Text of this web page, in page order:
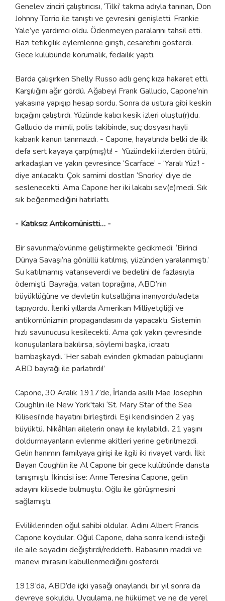
Genelev zinciri çalıştırıcısı, ‘Tilki’ takma adıyla tanınan, Don
Johnny Torrio ile tanıştı ve çevresini genişletti. Frankie
Yale’ye yardımcı oldu. Ödenmeyen paralarını tahsil etti.
Bazı tetikçilik eylemlerine girişti, cesaretini gösterdi.
Gece kulübünde korumalık, fedailik yaptı.
Barda çalışırken Shelly Russo adlı genç kıza hakaret etti.
Karşılığını ağır gördü. Ağabeyi Frank Gallucio, Capone’nin
yakasına yapışıp hesap sordu. Sonra da ustura gibi keskin
bıçağını çalıştırdı. Yüzünde kalıcı kesik izleri oluştu(r)du.
Gallucio da mimli, polis takibinde, suç dosyası hayli
kabarık kanun tanımazdı. - Capone, hayatında belki de ilk
defa sert kayaya çarp(mış)tı! - Yüzündeki izlerden ötürü,
arkadaşları ve yakın çevresince ‘Scarface’ - ‘Yaralı Yüz’! -
diye anılacaktı. Çok samimi dostları ‘Snorky’ diye de
seslenecekti. Ama Capone her iki lakabı sev(e)medi. Sık
sık beğenmediğini hatırlattı.
- Katıksız Antikomünistti… -
Bir savunma/övünme geliştirmekte gecikmedi: ‘Birinci
Dünya Savaşı’na gönüllü katılmış, yüzünden yaralanmıştı.’
Su katılmamış vatanseverdi ve bedelini de fazlasıyla
ödemişti. Bayrağa, vatan toprağına, ABD’nin
büyüklüğüne ve devletin kutsallığına inanıyordu/adeta
tapıyordu. İleriki yıllarda Amerikan Milliyetçiliği ve
antikomünizmin propagandasını da yapacaktı. Sistemin
hızlı savunucusu kesilecekti. Ama çok yakın çevresinde
konuşulanlara bakılırsa, söylemi başka, icraatı
bambaşkaydı. ‘Her sabah evinden çıkmadan pabuçlarını
ABD bayrağı ile parlatırdı!’
Capone, 30 Aralık 1917’de, İrlanda asıllı Mae Josephin
Coughlin ile New York'taki ‘St. Mary Star of the Sea
Kilisesi'nde hayatını birleştirdi. Eşi kendisinden 2 yaş
büyüktü. Nikâhları ailelerin onayı ile kıyılabildi. 21 yaşını
doldurmayanların evlenme akitleri yerine getirilmezdi.
Gelin hanımın familyaya girişi ile ilgili iki rivayet vardı. İlki:
Bayan Coughlin ile Al Capone bir gece kulübünde dansta
tanışmıştı. İkincisi ise: Anne Teresina Capone, gelin
adayını kilisede bulmuştu. Oğlu ile görüşmesini
sağlamıştı.
Evliliklerinden oğul sahibi oldular. Adını Albert Francis
Capone koydular. Oğul Capone, daha sonra kendi isteği
ile aile soyadını değiştirdi/reddetti. Babasının maddi ve
manevi mirasını kabullenmediğini gösterdi.
1919’da, ABD’de içki yasağı onaylandı, bir yıl sonra da
devreye sokuldu. Uygulama, ne hükümet ve ne de yerel